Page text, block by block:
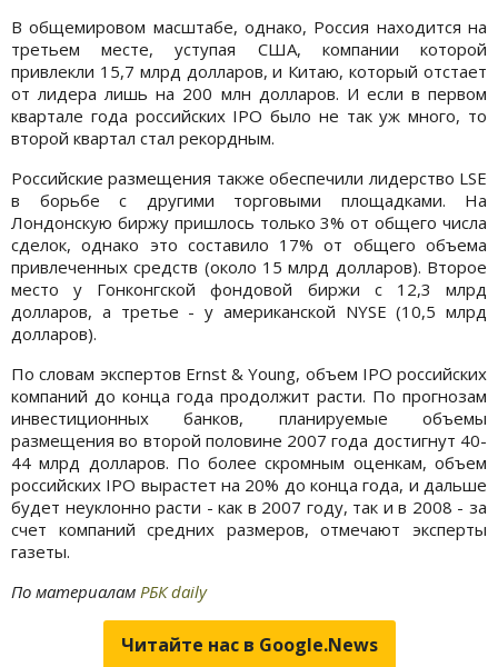
В общемировом масштабе, однако, Россия находится на
третьем месте, уступая США, компании которой
привлекли 15,7 млрд долларов, и Китаю, который отстает
от лидера лишь на 200 млн долларов. И если в первом
квартале года российских IPO было не так уж много, то
второй квартал стал рекордным.
Российские размещения также обеспечили лидерство LSE
в борьбе с другими торговыми площадками. На
Лондонскую биржу пришлось только 3% от общего числа
сделок, однако это составило 17% от общего объема
привлеченных средств (около 15 млрд долларов). Второе
место у Гонконгской фондовой биржи с 12,3 млрд
долларов, а третье - у американской NYSE (10,5 млрд
долларов).
По словам экспертов Ernst & Young, объем IPO российских
компаний до конца года продолжит расти. По прогнозам
инвестиционных банков, планируемые объемы
размещения во второй половине 2007 года достигнут 40-
44 млрд долларов. По более скромным оценкам, объем
российских IPO вырастет на 20% до конца года, и дальше
будет неуклонно расти - как в 2007 году, так и в 2008 - за
счет компаний средних размеров, отмечают эксперты
газеты.
По материалам РБК daily
Читайте нас в Google.News